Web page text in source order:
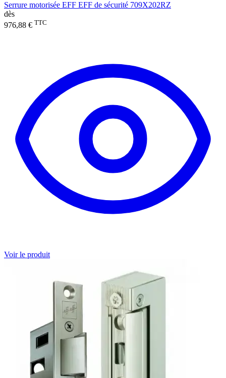
Serrure motorisée EFF EFF de sécurité 709X202RZ
dès
976,88 € TTC
Voir le produit